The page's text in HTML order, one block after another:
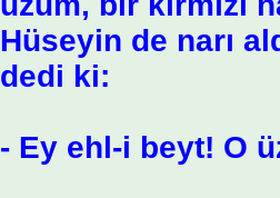
Hüseyin de narı
dedi ki:
- Ey ehl-i beyt! O